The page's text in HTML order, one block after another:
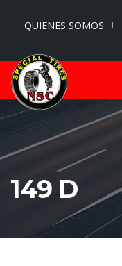
QUIENES SOMOS
149 D